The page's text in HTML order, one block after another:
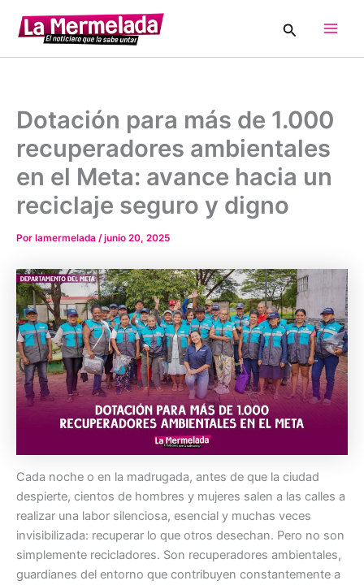
contenido
Buscar
Dotación para más de 1.000
recuperadores ambientales
en el Meta: avance hacia un
reciclaje seguro y digno
Por lamermelada /junio 20, 2025
Cada noche o en la madrugada, antes de que la ciudad
despierte, cientos de hombres y mujeres salen a las calles a
realizar una labor silenciosa, esencial y muchas veces
invisibilizada: recuperar lo que otros desechan. Pero no son
simplemente recicladores. Son recuperadores ambientales,
guardianes del entorno que contribuyen constantemente a